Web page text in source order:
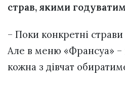
страв, якими
– Поки конкретні
Але в меню «Франсуа» –
кожна з дівчат